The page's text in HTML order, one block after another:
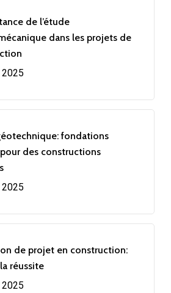
de l’étude
dans les projets de
fondations
des constructions
de projet en construction:
réussite